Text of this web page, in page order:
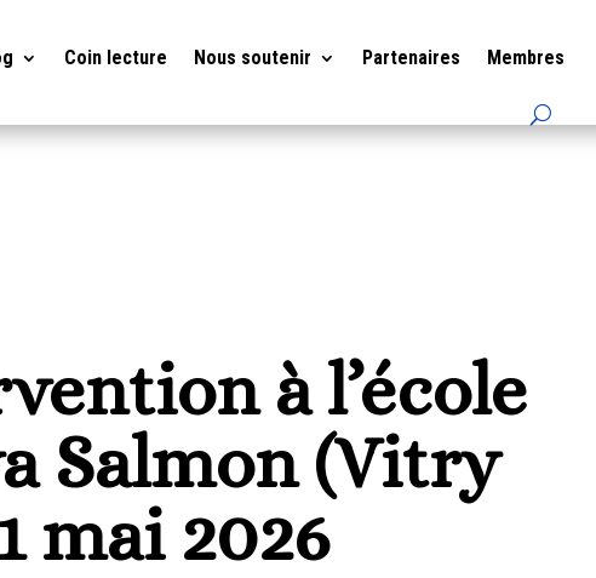
Coin lecture Nous soutenir Partenaires Membres
à l’école
Salmon (Vitry
mai 2026